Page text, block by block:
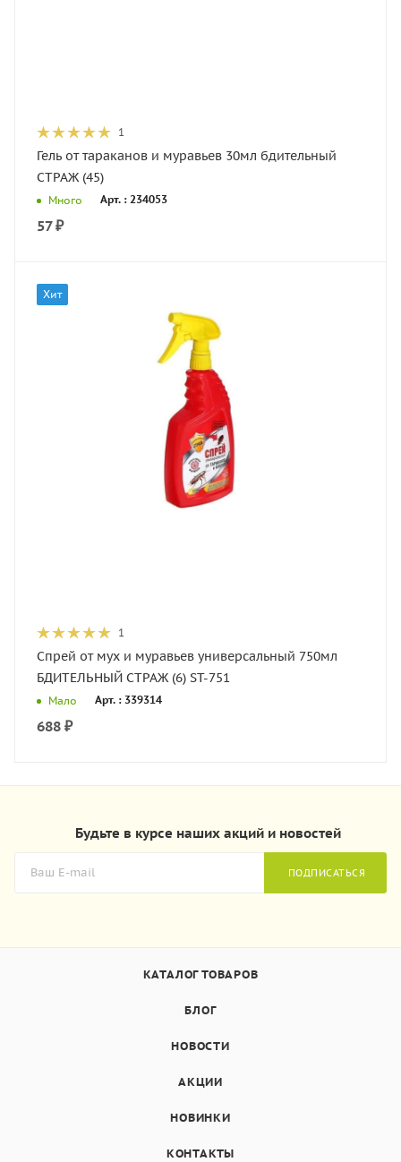
1
Гель от тараканов и муравьев 30мл бдительный
СТРАЖ (45)
Много Арт. : 234053
57₽
Хит
1
Спрей от мух и муравьев универсальный 750мл
БДИТЕЛЬНЫЙ СТРАЖ (6) ST-751
Мало Арт. : 339314
688 ₽
Будьте в курсе наших акций и новостей
ПОДПИСАТЬСЯ
КАТАЛОГ ТОВАРОВ
БЛОГ
НОВОСТИ
АКЦИИ
НОВИНКИ
КОНТАКТЫ